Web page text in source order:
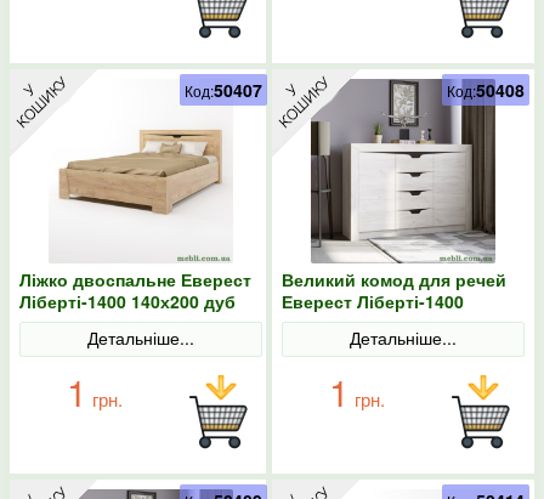
Ліжко двоспальне Еверест
Ліберті-1400 140х200 дуб
крафт золотий
Детальніше...
1 грн.
Код:50407
Великий комод для речей
Еверест Ліберті-1400
140х38х98.5 дуб крафт
Детальніше...
1 грн.
Код:50408